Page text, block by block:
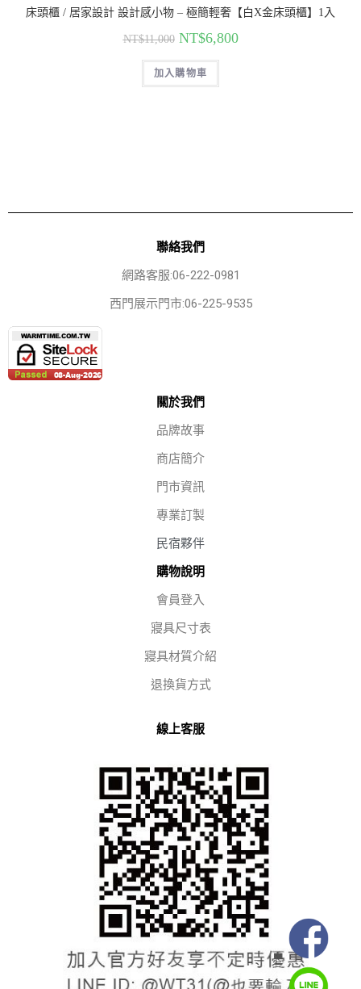
床頭櫃 / 居家設計 設計感小物 – 極簡輕奢【白X金床頭櫃】1入
NT$11,000 NT$6,800
加入購物車
聯絡我們
網路客服:06-222-0981
西門展示門市:06-225-9535
關於我們
品牌故事
商店簡介
門市資訊
專業訂製
民宿夥伴
購物說明
會員登入
寢具尺寸表
寢具材質介紹
退換貨方式
線上客服